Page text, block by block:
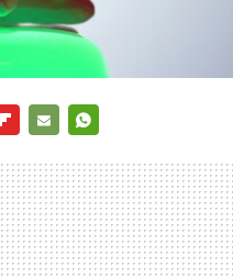
MAIL